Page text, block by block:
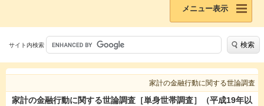
メニュー表示
サイト内検索 検索
家計の金融行動に関する世論調査
家計の金融行動に関する世論調査［単身世帯調査］（平成19年以